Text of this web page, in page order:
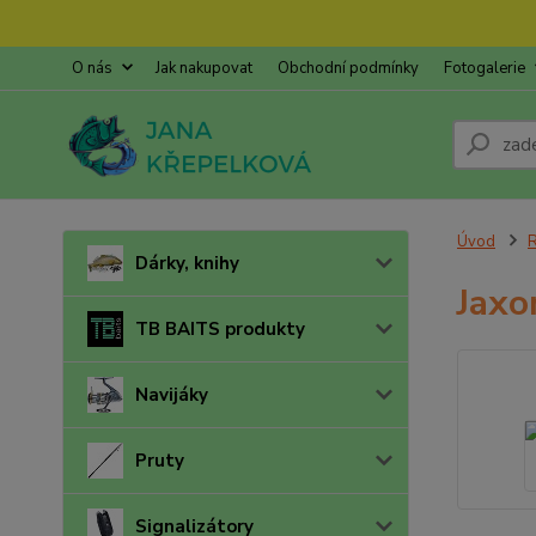
O nás Jak nakupovat Obchodní podmínky Fotogalerie
Dárky, knihy
TB BAITS produkty
Navijáky
Pruty
Signalizátory
Úvod